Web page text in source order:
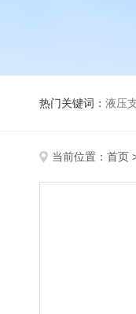
热门关键词： 液压
当前位置： 首页